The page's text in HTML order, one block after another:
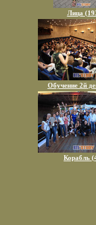
Лица
Обучение 2й
Корабль